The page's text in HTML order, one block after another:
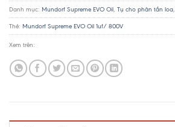
Danh mục: Mundorf Supreme EVO Oil, Tụ cho phân tần loa,
Thẻ: Mundorf Supreme EVO Oil 1uf/ 800V
Xem trên: